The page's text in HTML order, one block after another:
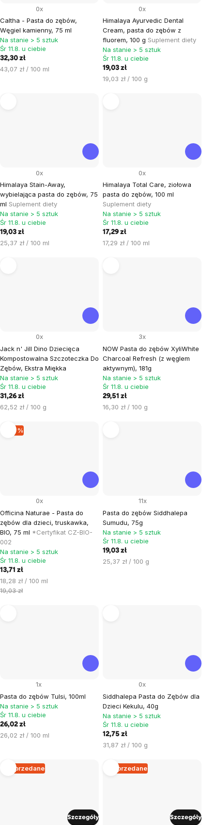
Caltha - Pasta do zębów,
Węgiel kamienny, 75 ml
0x
Na stanie > 5 sztuk
Śr 11.8. u ciebie
32,30 zł
Cena
43,07 zł / 100 ml
Himalaya Ayurvedic Dental
Cream, pasta do zębów z
fluorem, 100 g Suplement diety
0x
Na stanie > 5 sztuk
Śr 11.8. u ciebie
19,03 zł
Cena
19,03 zł / 100 g
Himalaya Stain-Away,
wybielająca pasta do zębów, 75
ml Suplement diety
0x
Na stanie > 5 sztuk
Śr 11.8. u ciebie
19,03 zł
Cena
25,37 zł / 100 ml
Himalaya Total Care, ziołowa
pasta do zębów, 100 ml
Suplement diety
0x
Na stanie > 5 sztuk
Śr 11.8. u ciebie
17,29 zł
Cena
17,29 zł / 100 ml
Jack n' Jill Dino Dziecięca
Kompostowalna Szczoteczka Do
Zębów, Ekstra Miękka
0x
Na stanie > 5 sztuk
Śr 11.8. u ciebie
31,26 zł
Cena
62,52 zł / 100 g
NOW Pasta do zębów XyliWhite
Charcoal Refresh (z węglem
aktywnym), 181g
3x
Na stanie > 5 sztuk
Śr 11.8. u ciebie
29,51 zł
Cena
16,30 zł / 100 g
–27 %
Officina Naturae - Pasta do
zębów dla dzieci, truskawka,
BIO, 75 ml *Certyfikat CZ-BIO-
002
0x
Na stanie > 5 sztuk
Śr 11.8. u ciebie
13,71 zł
Cena
jednostkowa:
18,28 zł / 100 ml
19,03 zł
Pasta do zębów Siddhalepa
Sumudu, 75g
11x
Na stanie > 5 sztuk
Śr 11.8. u ciebie
19,03 zł
Cena
25,37 zł / 100 g
Pasta do zębów Tulsi, 100ml
1x
Na stanie > 5 sztuk
Śr 11.8. u ciebie
26,02 zł
Cena
26,02 zł / 100 ml
Siddhalepa Pasta do Zębów dla
Dzieci Kekulu, 40g
0x
Na stanie > 5 sztuk
Śr 11.8. u ciebie
12,75 zł
Cena
31,87 zł / 100 g
Wyprzedane
Szczegóły
Wyprzedane
Szczegóły